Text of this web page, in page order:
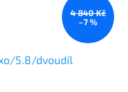
4 840 Kč
–7 %
5.8/dvoudíl